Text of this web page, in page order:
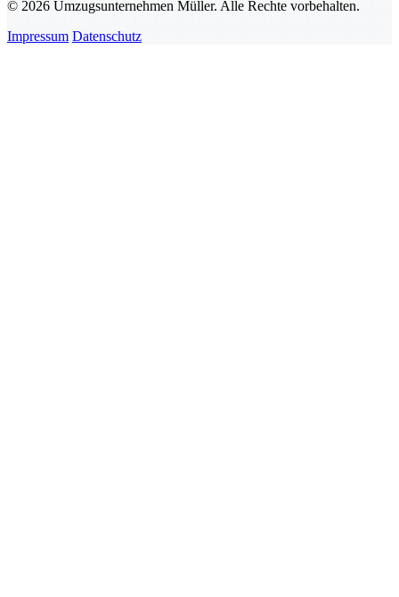
© 2026 Umzugsunternehmen Müller. Alle Rechte vorbehalten.
Impressum Datenschutz